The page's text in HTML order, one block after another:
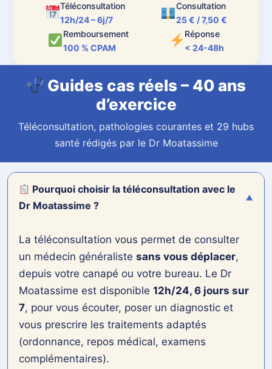
SYMPTÔMES & ANALYSE
VISUELLE (IA)
Bonjour ! Je suis votre
assistant médical. Je
parle français, anglais,
espagnol, italien,
allemand et arabe (y
Décrivez vos
symptômes ou posez
d'urgence, composez
le 15.
Envoyer
Téléconsultation
12h/24 – 6j/7
Consultation
25 € / 7,50 €
Remboursement
100 % CPAM
Réponse
< 24-48h
Guides cas réels – 40 ans
d’exercice
Téléconsultation, pathologies courantes et 29 hubs
santé rédigés par le Dr Moatassime
Pourquoi choisir la téléconsultation avec le
Dr Moatassime ?
▼
La téléconsultation vous permet de consulter
un médecin généraliste sans vous déplacer,
depuis votre canapé ou votre bureau. Le Dr
Moatassime est disponible 12h/24, 6 jours sur
7, pour vous écouter, poser un diagnostic et
vous prescrire les traitements adaptés
(ordonnance, repos médical, examens
complémentaires).